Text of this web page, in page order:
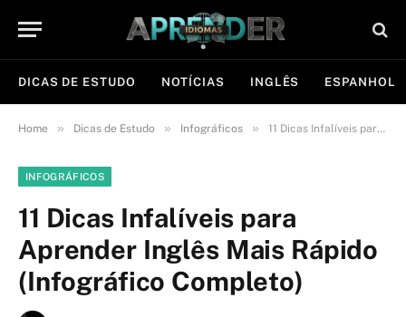
DICAS DE ESTUDO NOTÍCIAS INGLÊS ESPANHOL
Home » Dicas de Estudo » Infográficos » 11 Dicas Infalíveis para Aprender Inglês Mais Rápido (Infográfico Completo)
INFOGRÁFICOS
11 Dicas Infalíveis para
Aprender Inglês Mais Rápido
(Infográfico Completo)